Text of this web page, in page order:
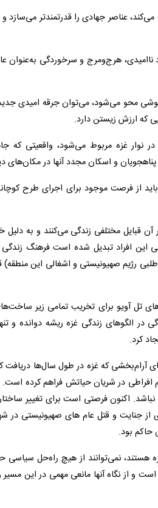
عناصر جهادی را قدرتمندتر می‌سازد و
ناامیدی، هرج‌ومرج و سرخوردگی به‌عنوان
محو می‌شود، می‌توان جرقه امیدی
که ارزش زیستن دارد.
نوار غزه مربوط می‌شود، واقعیتی که
و اسکان مجدد آنها در مکان‌های
از فرصت موجود برای اجرای طرح
قبایل مختلفی زندگی می‌کنند و به
افراد تبدیل شده است فرهنگ زندگی
رژیم صهیونیستی و اشغالی این منطقه)
تل آویو برای تخریب تمامی زیر
در الگوهای زندگی غزه ریشه دوانده و
کرد.
آرام‌بخشی که غزه در طول سال‌ها دریافت
افراطی در شریان حیاتش فراهم کرده است.
اکنون فرصتی است برای تغییر
جنایت و قتل عام های صهیونیستی در
هستند، نمی‌توانند از هیچ راه‌حل سیاسی
و از نگاه آنها مانعی مهمی در این